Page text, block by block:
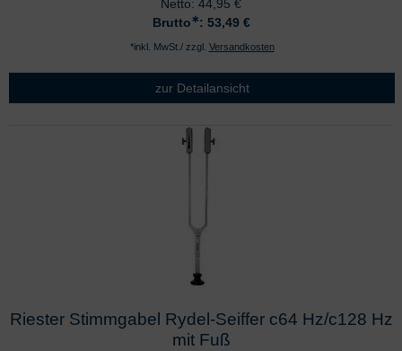
Netto: 44,95 €
Brutto∗: 53,49 €
*inkl. MwSt./ zzgl. Versandkosten
zur Detailansicht
Riester Stimmgabel Rydel-Seiffer c64 Hz/c128 Hz
mit Fuß